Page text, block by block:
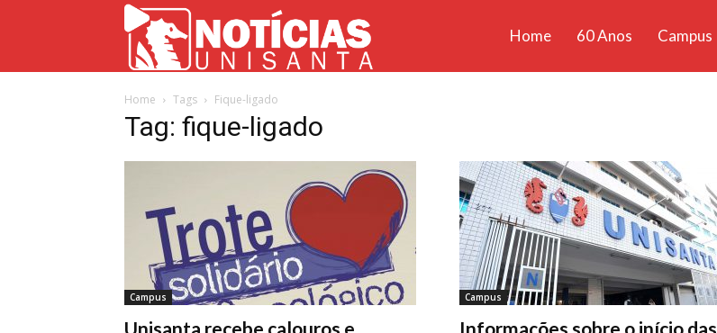
Home 60 Anos Campus
Home Tags Fique-ligado
Tag: fique-ligado
Campus
Unisanta recebe calouros e
Campus
Informações sobre o início das